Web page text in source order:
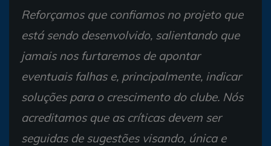
Reforçamos que confiamos no projeto que
está sendo desenvolvido, salientando que
jamais nos furtaremos de apontar
eventuais falhas e, principalmente, indicar
soluções para o crescimento do clube. Nós
acreditamos que as críticas devem ser
seguidas de sugestões visando, única e